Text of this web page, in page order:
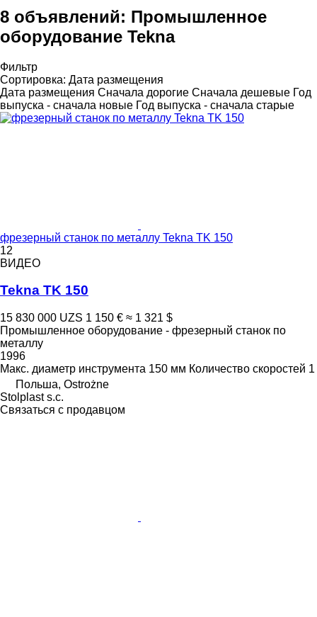
8 объявлений: Промышленное
оборудование Tekna
Фильтр
Сортировка: Дата размещения
Дата размещения Сначала дорогие Сначала дешевые Год
выпуска - сначала новые Год выпуска - сначала старые
фрезерный станок по металлу Tekna TK 150
12
ВИДЕО
Tekna TK 150
15 830 000 UZS 1 150 € ≈ 1 321 $
Промышленное оборудование - фрезерный станок по
металлу
1996
Макс. диаметр инструмента 150 мм Количество скоростей 1
Польша, Ostrożne
Stolplast s.c.
Связаться с продавцом